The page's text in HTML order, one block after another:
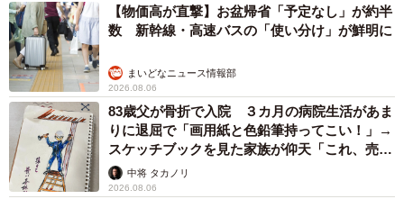
ちゃん（画像提供：柴犬ももさん）【物価高が直撃】お盆帰省「予定なし」が約半
数 新幹線・高速バスの「使い分け」が鮮明に
まいどなニュース情報部
2026.08.06
83歳父が骨折で入院 ３カ月の病院生活があま
りに退屈で「画用紙と色鉛筆持ってこい！」→
スケッチブックを見た家族が仰天「これ、売れ
ますよ…」
中将 タカノリ
2026.08.06